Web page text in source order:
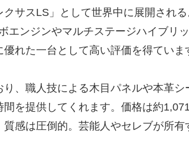
サスLS」として世界中に展開され
エンジンやマルチステージハイブリ
れた一台として高い評価を得ていま
、職人技による木目パネルや本革
間を提供してくれます。価格は約
感は圧倒的。芸能人やセレブが所